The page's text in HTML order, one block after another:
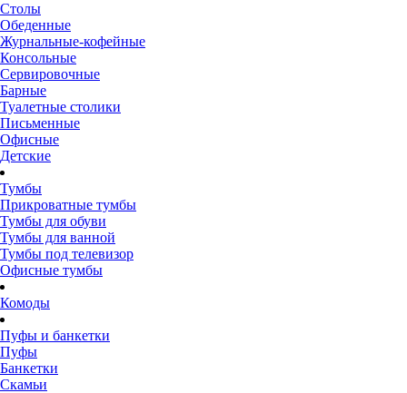
Столы
Обеденные
Журнальные-кофейные
Консольные
Сервировочные
Барные
Туалетные столики
Письменные
Офисные
Детские
Тумбы
Прикроватные тумбы
Тумбы для обуви
Тумбы для ванной
Тумбы под телевизор
Офисные тумбы
Комоды
Пуфы и банкетки
Пуфы
Банкетки
Скамьи